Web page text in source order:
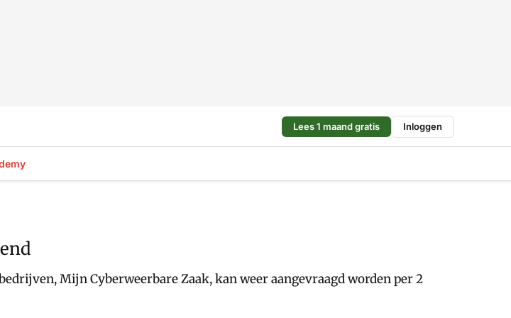
Lees 1 maand gratis Inloggen
Mijn Cyberweerbare Zaak, kan weer aangevraagd worden per 2